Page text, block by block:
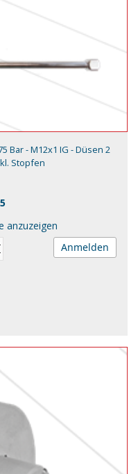
Bar - M12x1 IG - Düsen 2
Stopfen
anzuzeigen
Anmelden